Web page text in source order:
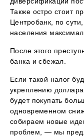
Также остро стоит
Центробанк, по
населения
После этого
банка и сбежал.
Если такой налог
укреплению
будет покупать
одновременном
собираем новые
проблем, — мы